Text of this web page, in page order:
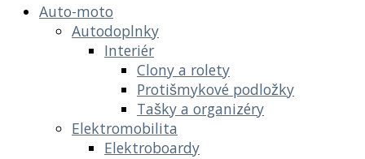
Auto-moto
Autodoplnky
Interiér
Clony a rolety
Protišmykové podložky
Tašky a organizéry
Elektromobilita
Elektroboardy